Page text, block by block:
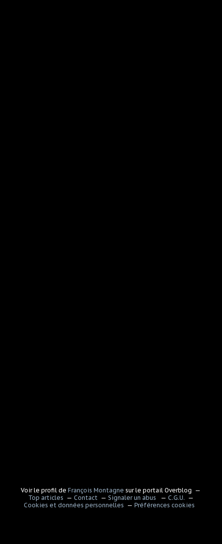
Voir le profil deFrançois Montagne sur le portail Overblog
Top articles
Contact Signaler un abus
C.G.U.
Cookies et données personnelles
Préférences cookies